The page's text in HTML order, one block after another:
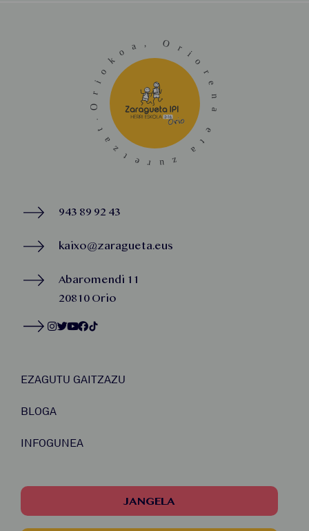
943 89 92 43
kaixo@zaragueta.eus
Abaromendi 11
20810 Orio
EZAGUTU GAITZAZU
BLOGA
INFOGUNEA
JANGELA